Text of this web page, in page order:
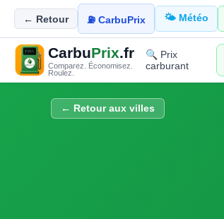
← Retour ⛽ CarbuPrix 🌤️ Météo
CarbuPrix.fr
Comparez. Économisez.
Roulez.
🔍 Prix
carburant
← Retour aux villes